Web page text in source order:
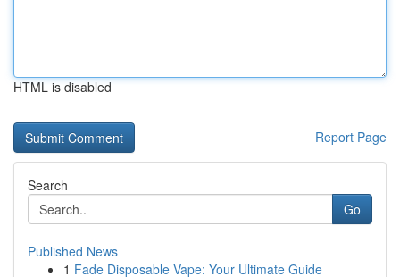
HTML is disabled
Report Page
Search
Go
Published News
1 Fade Disposable Vape: Your Ultimate Guide